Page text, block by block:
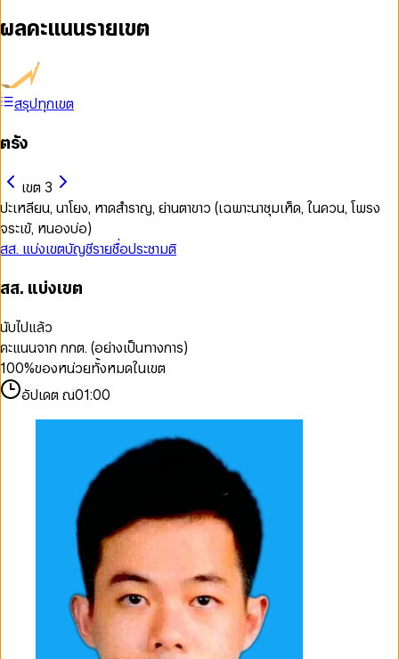
ผลคะแนนรายเขต
สรุปทุกเขต
ตรัง
เขต 3
ปะเหลียน, นาโยง, หาดสำราญ, ย่านตาขาว (เฉพาะนาชุมเห็ด, ในควน, โพรง
จระเข้, หนองบ่อ)
สส. แบ่งเขตบัญชีรายชื่อประชามติ
สส. แบ่งเขต
นับไปแล้ว
คะแนนจาก กกต. (อย่างเป็นทางการ)
100%ของหน่วยทั้งหมดในเขต
อัปเดต ณ01:00